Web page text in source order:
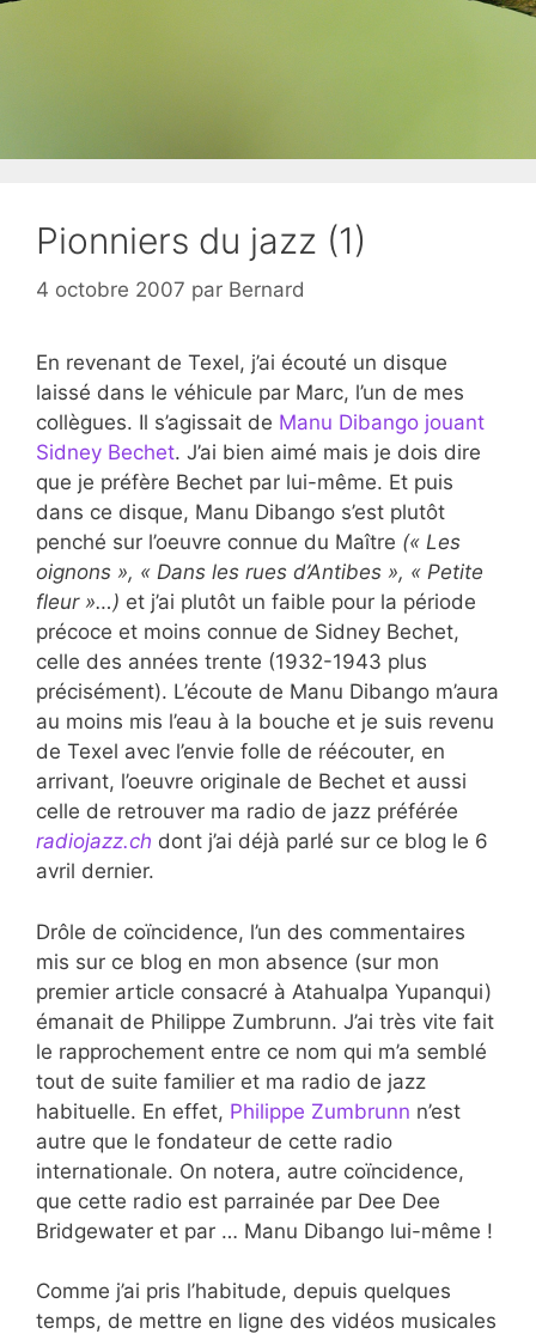
Pionniers du jazz (1)
4 octobre 2007 par Bernard
En revenant de Texel, j’ai écouté un disque
laissé dans le véhicule par Marc, l’un de mes
collègues. Il s’agissait de Manu Dibango jouant
Sidney Bechet. J’ai bien aimé mais je dois dire
que je préfère Bechet par lui-même. Et puis
dans ce disque, Manu Dibango s’est plutôt
penché sur l’oeuvre connue du Maître (« Les
oignons », « Dans les rues d’Antibes », « Petite
fleur »…) et j’ai plutôt un faible pour la période
précoce et moins connue de Sidney Bechet,
celle des années trente (1932-1943 plus
précisément). L’écoute de Manu Dibango m’aura
au moins mis l’eau à la bouche et je suis revenu
de Texel avec l’envie folle de réécouter, en
arrivant, l’oeuvre originale de Bechet et aussi
celle de retrouver ma radio de jazz préférée
radiojazz.ch dont j’ai déjà parlé sur ce blog le 6
avril dernier.
Drôle de coïncidence, l’un des commentaires
mis sur ce blog en mon absence (sur mon
premier article consacré à Atahualpa Yupanqui)
émanait de Philippe Zumbrunn. J’ai très vite fait
le rapprochement entre ce nom qui m’a semblé
tout de suite familier et ma radio de jazz
habituelle. En effet, Philippe Zumbrunn n’est
autre que le fondateur de cette radio
internationale. On notera, autre coïncidence,
que cette radio est parrainée par Dee Dee
Bridgewater et par … Manu Dibango lui-même !
Comme j’ai pris l’habitude, depuis quelques
temps, de mettre en ligne des vidéos musicales